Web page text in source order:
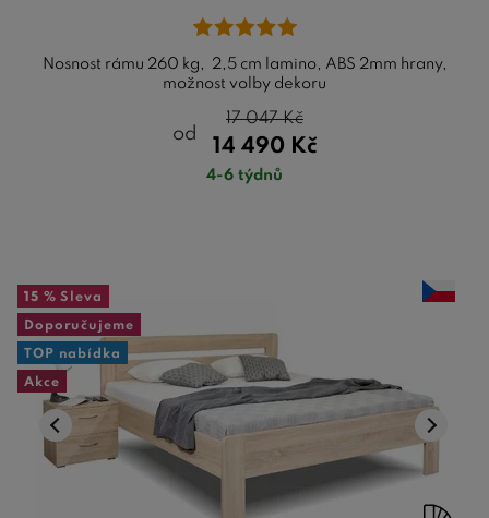
Nosnost rámu 260 kg, 2,5 cm lamino, ABS 2mm hrany,
možnost volby dekoru
od
14 490 Kč
17 047Kč
4-6 týdnů
15 % Sleva
Doporučujeme
TOP nabídka
Akce